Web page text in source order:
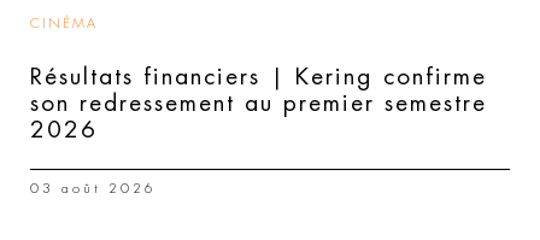
CINÉMA
Résultats financiers | Kering confirme
son redressement au premier semestre
2026
03 août 2026